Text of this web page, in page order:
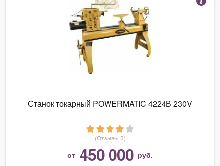
Станок токарный POWERMATIC 4224В 230V
(Отзывы 3)
от 450 000 руб.